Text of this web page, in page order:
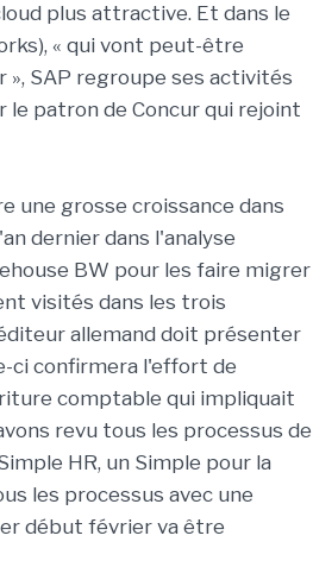
plus attractive. Et dans le
« qui vont peut-être
», SAP regroupe ses activités
le patron de Concur qui rejoint
une grosse croissance dans
dernier dans l'analyse
BW pour les faire migrer
visités dans les trois
allemand doit présenter
ci confirmera l'effort de
comptable qui impliquait
revu tous les processus de
HR, un Simple pour la
les processus avec une
début février va être